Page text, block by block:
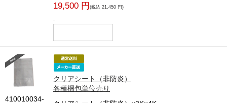
19,500 円 (税込 21,450 円)
-
410010034-
クリアシート（非防炎）
各種梱包単位売り